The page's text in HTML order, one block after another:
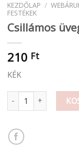
KEZDŐLAP /
FESTÉKEK
Csillámos
210 Ft
KÉK
Csillámos üvegfesték